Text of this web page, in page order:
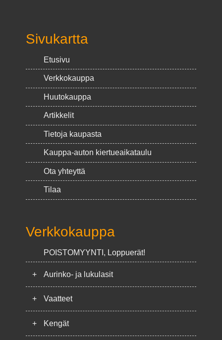
Sivukartta
Etusivu
Verkkokauppa
Huutokauppa
Artikkelit
Tietoja kaupasta
Kauppa-auton kiertueaikataulu
Ota yhteyttä
Tilaa
Verkkokauppa
POISTOMYYNTI, Loppuerät!
+ Aurinko- ja lukulasit
+ Vaatteet
+ Kengät